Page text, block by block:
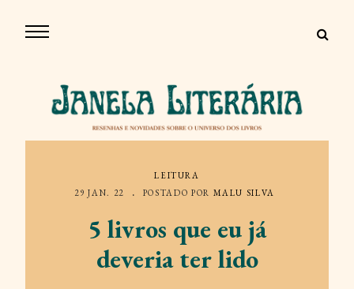
LEITURA
29 JAN. 22
POSTADO POR MALU SILVA
5 livros que eu já
deveria ter lido